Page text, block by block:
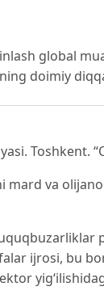
global
doimiy
Toshkent.
mard va
ijrosi, bu